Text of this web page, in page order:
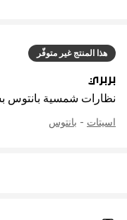
هذا المنتج غير متوفّر
بربري
نظارات شمسية بانتوس
اسيتات - بانتوس